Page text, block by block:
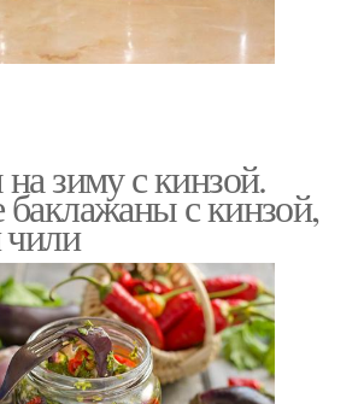
зиму с кинзой.
с кинзой,